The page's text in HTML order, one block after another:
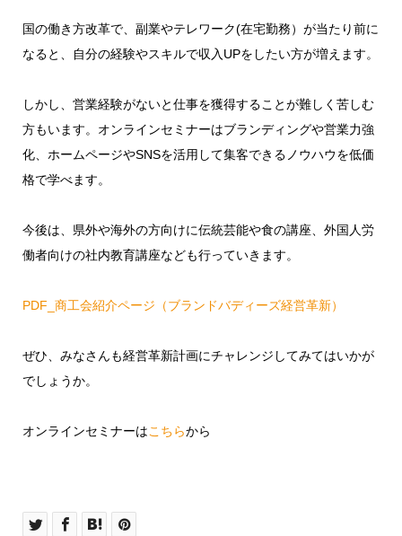
国の働き方改革で、副業やテレワーク(在宅勤務）が当たり前に
なると、自分の経験やスキルで収入UPをしたい方が増えます。
しかし、営業経験がないと仕事を獲得することが難しく苦しむ
方もいます。オンラインセミナーはブランディングや営業力強
化、ホームページやSNSを活用して集客できるノウハウを低価
格で学べます。
今後は、県外や海外の方向けに伝統芸能や食の講座、外国人労
働者向けの社内教育講座なども行っていきます。
PDF_商工会紹介ページ（ブランドバディーズ経営革新）
ぜひ、みなさんも経営革新計画にチャレンジしてみてはいかが
でしょうか。
オンラインセミナーはこちらから